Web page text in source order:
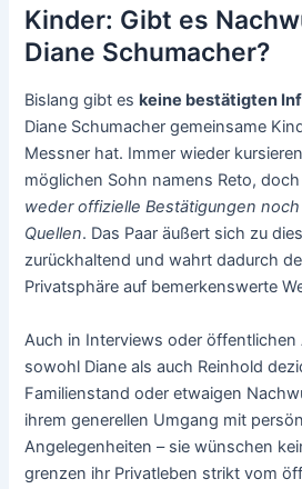
Kinder: Gibt es
Diane Schumacher?
Bislang gibt es keine bestätigten
Diane Schumacher gemeinsame
Messner hat. Immer wieder
möglichen Sohn namens Reto,
weder offizielle Bestätigungen
Quellen. Das Paar äußert sich zu
zurückhaltend und wahrt dadurch
Privatsphäre auf bemerkenswerte
Auch in Interviews oder öffentlichen
sowohl Diane als auch Reinhold
Familienstand oder etwaigen
ihrem generellen Umgang mit
Angelegenheiten – sie wünschen
grenzen ihr Privatleben strikt vom